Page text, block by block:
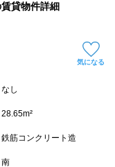
貸物件詳細
気になる
なし
28.65m²
鉄筋コンクリート造
南